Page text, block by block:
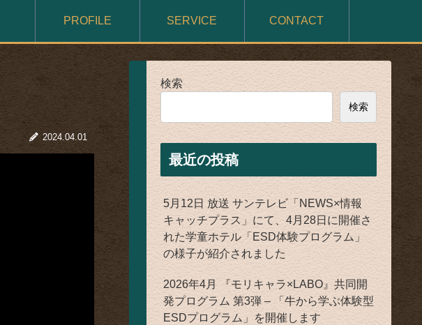
PROFILE SERVICE CONTACT
2024.04.01
検索
検索
最近の投稿
5月12日 放送 サンテレビ「NEWS×情報
キャッチプラス」にて、4月28日に開催さ
れた学童ホテル「ESD体験プログラム」
の様子が紹介されました
2026年4月 『モリキャラ×LABO』共同開
発プログラム 第3弾 – 「牛から学ぶ体験型
ESDプログラム」を開催します